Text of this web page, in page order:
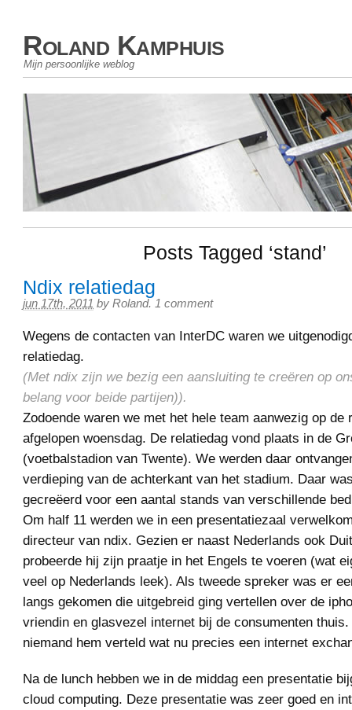
Roland Kamphuis
Mijn persoonlijke weblog
Posts Tagged ‘stand’
Ndix relatiedag
jun 17th, 2011 by Roland. 1 comment
Wegens de contacten van InterDC waren we
relatiedag.
(Met ndix zijn we bezig een aansluiting te creëren op
belang voor beide partijen)).
Zodoende waren we met het hele team aanwezig op de
afgelopen woensdag. De relatiedag vond plaats in de
(voetbalstadion van Twente). We werden daar
verdieping van de achterkant van het stadium. Daar
gecreëerd voor een aantal stands van verschillende
Om half 11 werden we in een presentatiezaal
directeur van ndix. Gezien er naast Nederlands ook
probeerde hij zijn praatje in het Engels te voeren (wat
veel op Nederlands leek). Als tweede spreker was er
langs gekomen die uitgebreid ging vertellen over de
vriendin en glasvezel internet bij de consumenten
niemand hem verteld wat nu precies een internet
Na de lunch hebben we in de middag een presentatie
cloud computing. Deze presentatie was zeer goed en